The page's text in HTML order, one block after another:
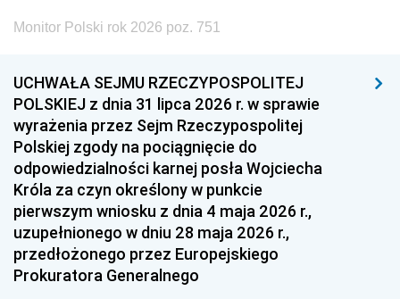
Monitor Polski rok 2026 poz. 751
UCHWAŁA SEJMU RZECZYPOSPOLITEJ
POLSKIEJ z dnia 31 lipca 2026 r. w sprawie
wyrażenia przez Sejm Rzeczypospolitej
Polskiej zgody na pociągnięcie do
odpowiedzialności karnej posła Wojciecha
Króla za czyn określony w punkcie
pierwszym wniosku z dnia 4 maja 2026 r.,
uzupełnionego w dniu 28 maja 2026 r.,
przedłożonego przez Europejskiego
Prokuratora Generalnego